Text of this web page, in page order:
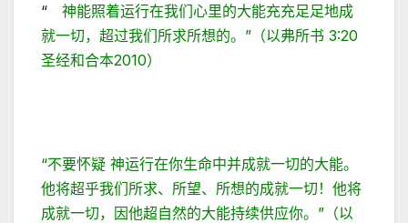
“ 神能照着运行在我们心里的大能充充足足地成
就一切，超过我们所求所想的。”（以弗所书 3:20
圣经和合本2010）
“不要怀疑 神运行在你生命中并成就一切的大能。
他将超乎我们所求、所望、所想的成就一切！他将
成就一切，因他超自然的大能持续供应你。”（以